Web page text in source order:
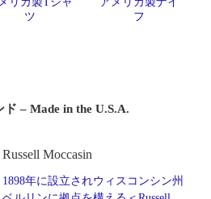
ツ
フ
– Made in the U.S.A.
Russell Moccasin
1898年に設立されウィスコンシン州